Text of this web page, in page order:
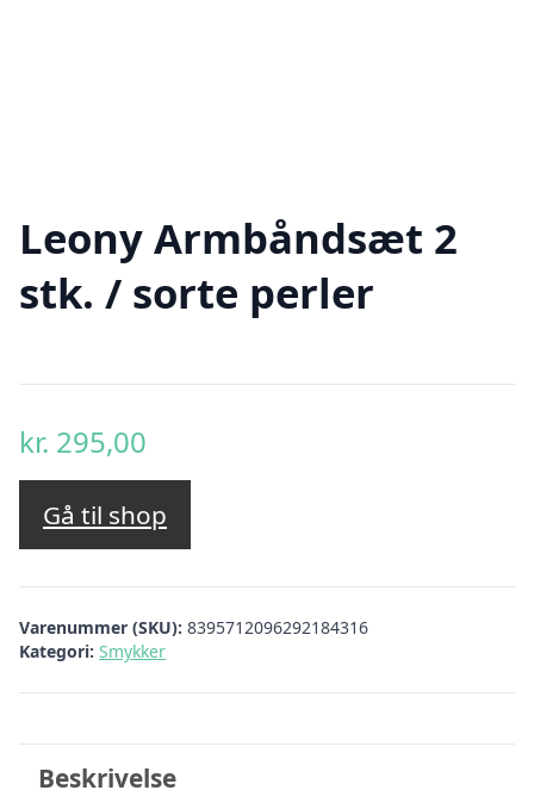
Leony Armbåndsæt 2
stk. / sorte perler
kr. 295,00
Gå til shop
Varenummer (SKU): 8395712096292184316
Kategori: Smykker
Beskrivelse